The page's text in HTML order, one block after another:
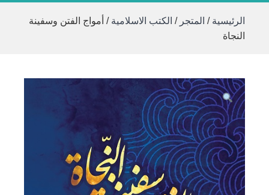
الرئيسية / المتجر / الكتب الاسلامية / أمواج الفتن وسفينة
النجاة